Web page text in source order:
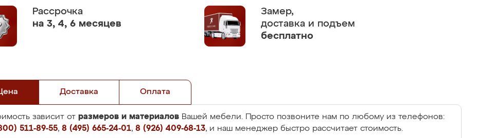
Рассрочка
на 3, 4, 6 месяцев
Замер,
доставка и подъем
бесплатно
Доставка Оплата
зависит от размеров и материалов Вашей мебели. Просто позвоните нам по любому из телефонов:
511-89-55, 8 (495) 665-24-01, 8 (926) 409-68-13, и наш менеджер быстро рассчитает стоимость.